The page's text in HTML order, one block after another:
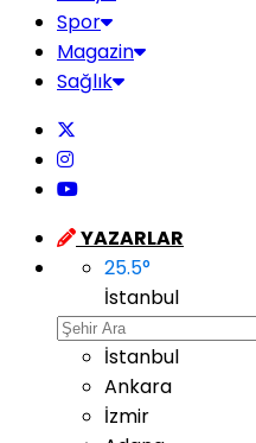
Spor
Magazin
Sağlık
YAZARLAR
25.5°
İstanbul
İstanbul
Ankara
İzmir